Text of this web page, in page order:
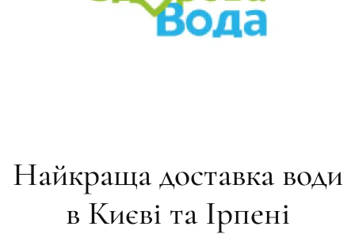
Найкраща доставка води
в Києві та Ірпені